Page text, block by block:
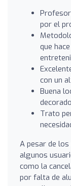
por el
que
con un
Buena
Trato
A pesar de
algunos
como la
por falta de